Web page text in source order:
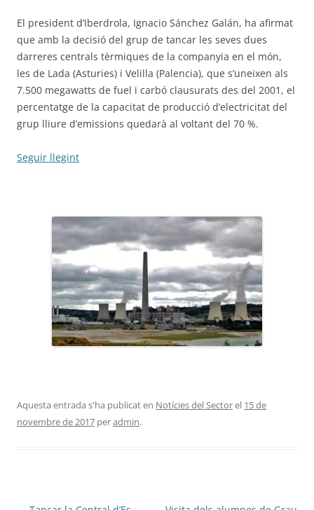
El president d’Iberdrola, Ignacio Sánchez Galán, ha afirmat
que amb la decisió del grup de tancar les seves dues
darreres centrals tèrmiques de la companyia en el món,
les de Lada (Asturies) i Velilla (Palencia), que s’uneixen als
7.500 megawatts de fuel i carbó clausurats des del 2001, el
percentatge de la capacitat de producció d’electricitat del
grup lliure d’emissions quedarà al voltant del 70 %.
Seguir llegint
Aquesta entrada s'ha publicat en Notícies del Sectorel 15 de
novembre de 2017 peradmin.